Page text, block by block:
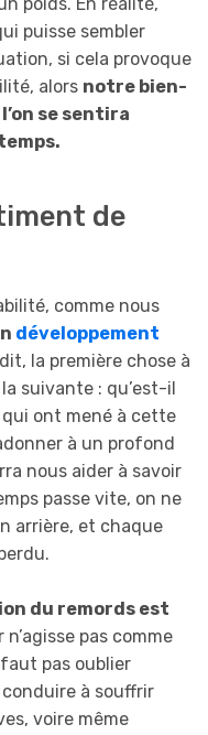
puisse sembler
si cela provoque
alors notre bien-
se sentira
de
comme nous
développement
la première chose à
suivante : qu’est-il
ont mené à cette
à un profond
nous aider à savoir
passe vite, on ne
arrière, et chaque
du remords est
pas comme
pas oublier
à souffrir
voire même